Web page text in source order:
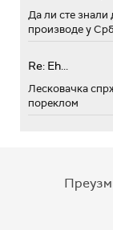
Да ли сте знали
производе у
Re: Eh...
Лесковачка
пореклом